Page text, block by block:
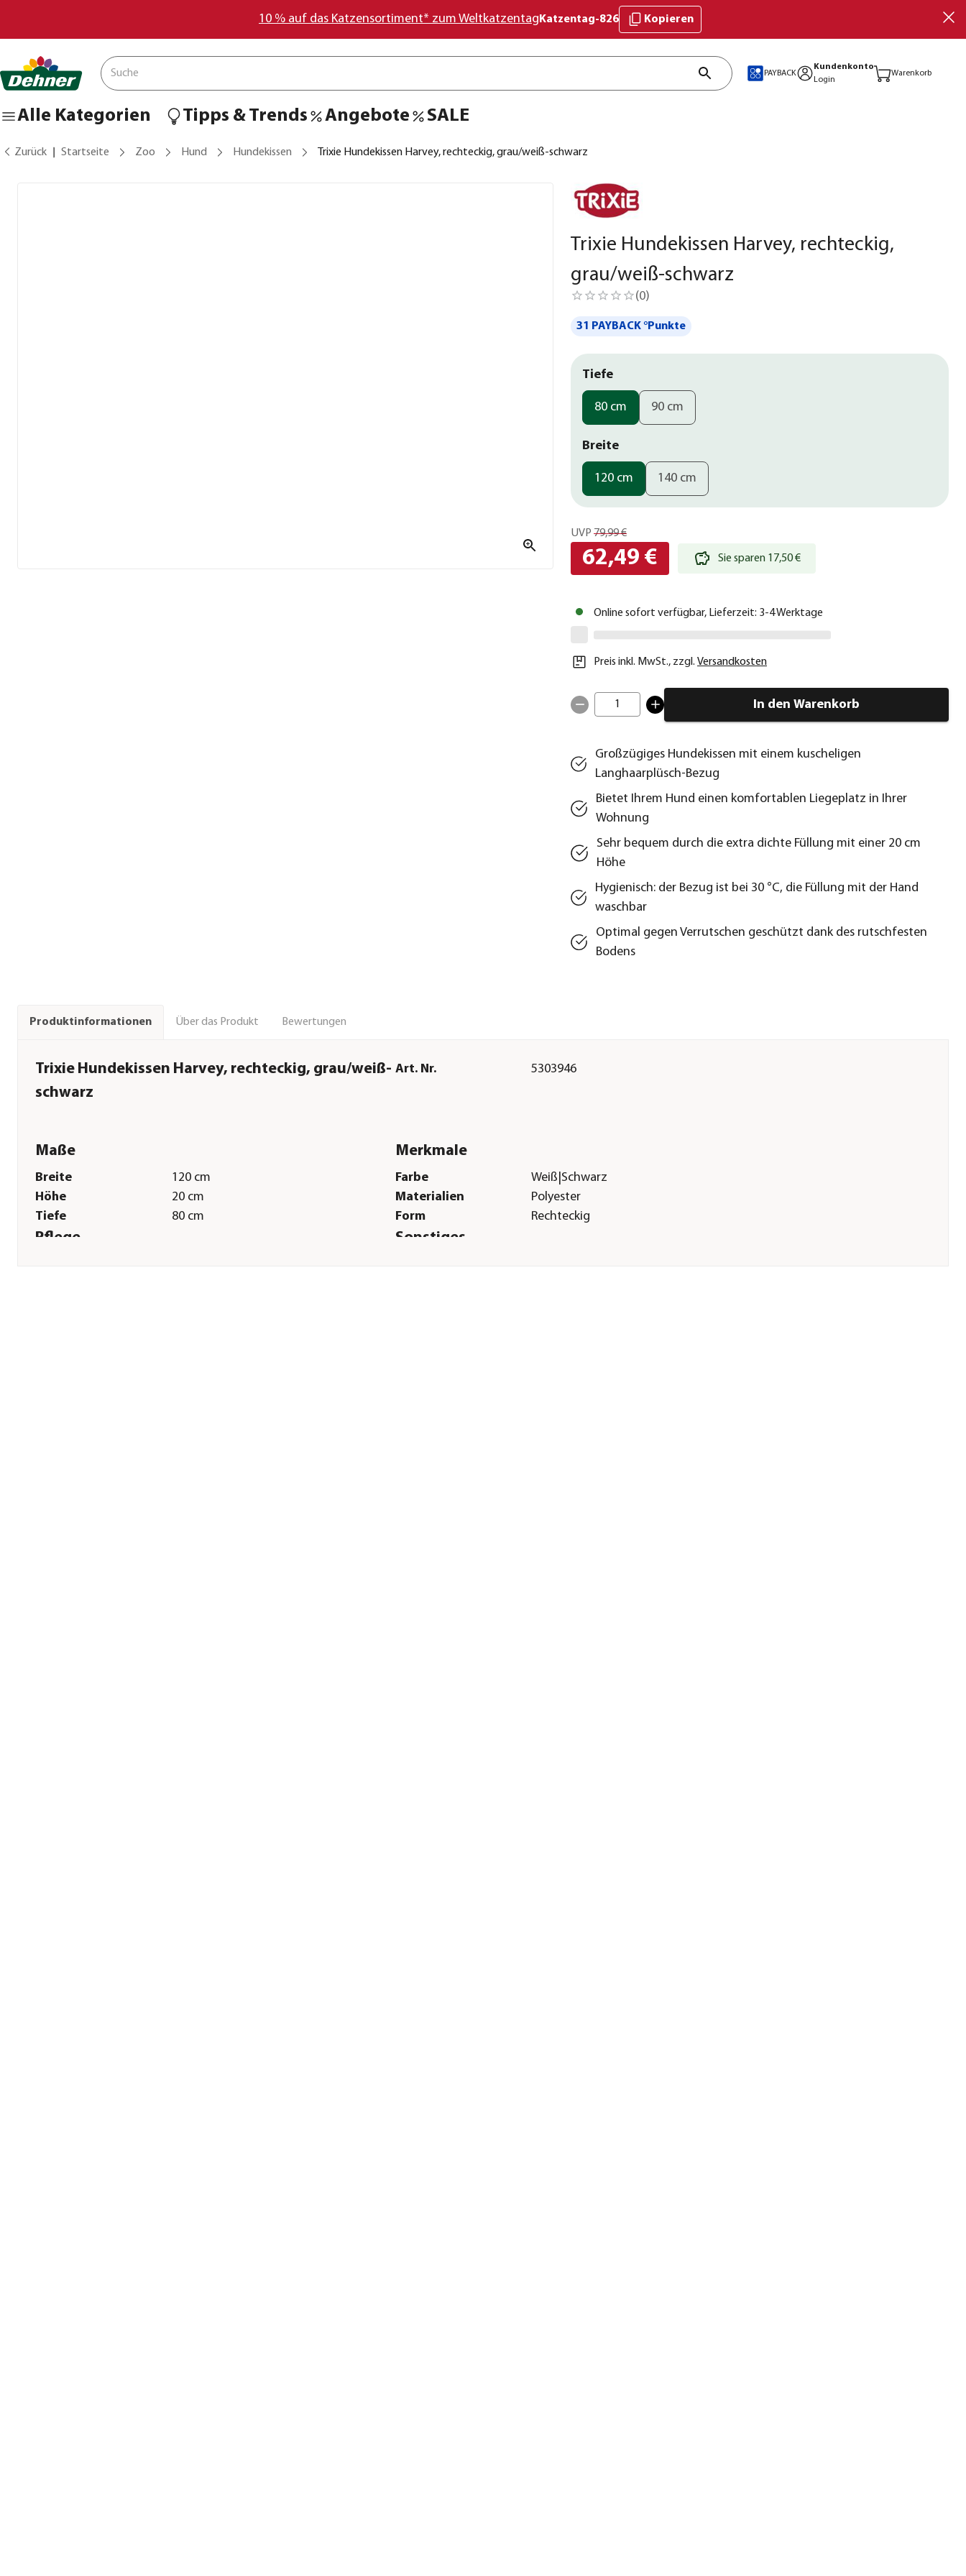
10 % auf das Katzensortiment* zum Weltkatzentag Katzentag-826 Kopieren
PAYBACK
Kundenkonto
Login
Warenkorb
Alle Kategorien Tipps & Trends Angebote SALE
Zurück Startseite Zoo Hund Hundekissen Trixie Hundekissen Harvey, rechteckig, grau/weiß-schwarz
Trixie Hundekissen Harvey, rechteckig,
grau/weiß-schwarz
(0)
31 PAYBACK °Punkte
Tiefe
80 cm 90 cm
Breite
120 cm 140 cm
UVP 79,99 €
62,49 € Sie sparen 17,50 €
Online sofort verfügbar, Lieferzeit: 3-4 Werktage
Preis inkl. MwSt., zzgl. Versandkosten
1 In den Warenkorb
Großzügiges Hundekissen mit einem kuscheligen
Langhaarplüsch-Bezug
Bietet Ihrem Hund einen komfortablen Liegeplatz in Ihrer
Wohnung
Sehr bequem durch die extra dichte Füllung mit einer 20 cm
Höhe
Hygienisch: der Bezug ist bei 30 °C, die Füllung mit der Hand
waschbar
Optimal gegen Verrutschen geschützt dank des rutschfesten
Bodens
Produktinformationen Über das Produkt Bewertungen
Trixie Hundekissen Harvey, rechteckig, grau/weiß-
schwarz
Art. Nr. 5303946
Maße
Breite
120 cm
Höhe
20 cm
Tiefe
80 cm
Merkmale
Farbe
Weiß|Schwarz
Materialien
Polyester
Form
Rechteckig
Pflege Sonstiges